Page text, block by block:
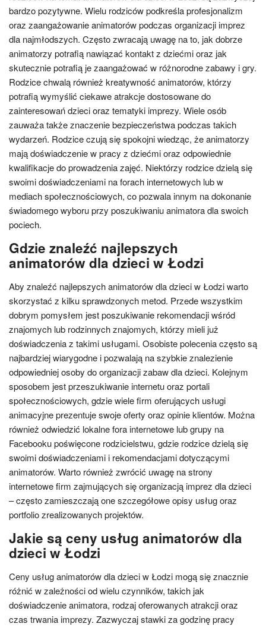
bardzo pozytywne. Wielu rodziców podkreśla profesjonalizm
oraz zaangażowanie animatorów podczas organizacji imprez
dla najmłodszych. Często zwracają uwagę na to, jak dobrze
animatorzy potrafią nawiązać kontakt z dziećmi oraz jak
skutecznie potrafią je zaangażować w różnorodne zabawy i gry.
Rodzice chwalą również kreatywność animatorów, którzy
potrafią wymyślić ciekawe atrakcje dostosowane do
zainteresowań dzieci oraz tematyki imprezy. Wiele osób
zauważa także znaczenie bezpieczeństwa podczas takich
wydarzeń. Rodzice czują się spokojni wiedząc, że animatorzy
mają doświadczenie w pracy z dziećmi oraz odpowiednie
kwalifikacje do prowadzenia zajęć. Niektórzy rodzice dzielą się
swoimi doświadczeniami na forach internetowych lub w
mediach społecznościowych, co pozwala innym na dokonanie
świadomego wyboru przy poszukiwaniu animatora dla swoich
pociech.
Gdzie znaleźć najlepszych
animatorów dla dzieci w Łodzi
Aby znaleźć najlepszych animatorów dla dzieci w Łodzi warto
skorzystać z kilku sprawdzonych metod. Przede wszystkim
dobrym pomysłem jest poszukiwanie rekomendacji wśród
znajomych lub rodzinnych znajomych, którzy mieli już
doświadczenia z takimi usługami. Osobiste polecenia często są
najbardziej wiarygodne i pozwalają na szybkie znalezienie
odpowiedniej osoby do organizacji zabaw dla dzieci. Kolejnym
sposobem jest przeszukiwanie internetu oraz portali
społecznościowych, gdzie wiele firm oferujących usługi
animacyjne prezentuje swoje oferty oraz opinie klientów. Można
również odwiedzić lokalne fora internetowe lub grupy na
Facebooku poświęcone rodzicielstwu, gdzie rodzice dzielą się
swoimi doświadczeniami i rekomendacjami dotyczącymi
animatorów. Warto również zwrócić uwagę na strony
internetowe firm zajmujących się organizacją imprez dla dzieci
– często zamieszczają one szczegółowe opisy usług oraz
portfolio zrealizowanych projektów.
Jakie są ceny usług animatorów dla
dzieci w Łodzi
Ceny usług animatorów dla dzieci w Łodzi mogą się znacznie
różnić w zależności od wielu czynników, takich jak
doświadczenie animatora, rodzaj oferowanych atrakcji oraz
czas trwania imprezy. Zazwyczaj stawki za godzinę pracy